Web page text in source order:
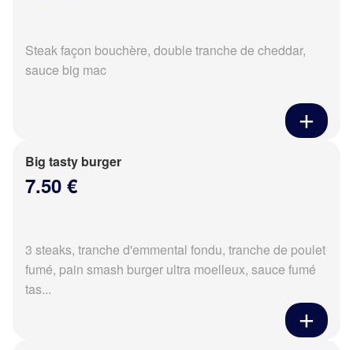
Steak façon bouchère, double tranche de cheddar,
sauce big mac
Big tasty burger
7.50 €
3 steaks, tranche d'emmental fondu, tranche de poulet
fumé, pain smash burger ultra moelleux, sauce fumé
tas...